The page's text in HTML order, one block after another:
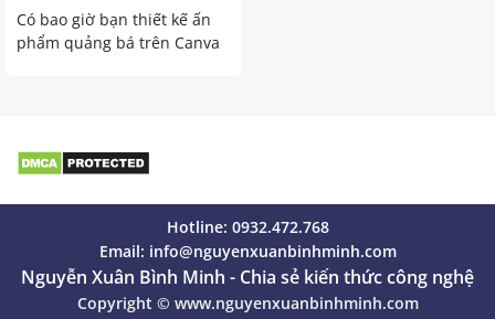
Có bao giờ bạn thiết kế ấn
phẩm quảng bá trên Canva
Hotline: 0932.472.768
Email: info@nguyenxuanbinhminh.com
Nguyễn Xuân Bình Minh - Chia sẻ kiến thức công nghệ
Copyright © www.nguyenxuanbinhminh.com